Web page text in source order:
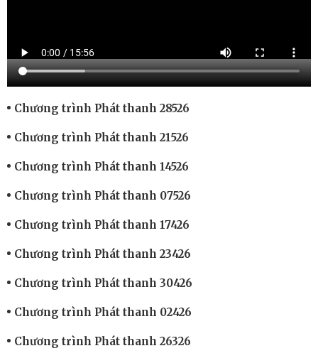
Chương trình Phát thanh 28526
Chương trình Phát thanh 21526
Chương trình Phát thanh 14526
Chương trình Phát thanh 07526
Chương trình Phát thanh 17426
Chương trình Phát thanh 23426
Chương trình Phát thanh 30426
Chương trình Phát thanh 02426
Chương trình Phát thanh 26326